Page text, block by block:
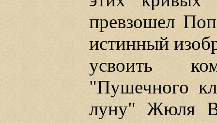
превзошел
истинный
усвоить
"Пушечного
луну" Жюля